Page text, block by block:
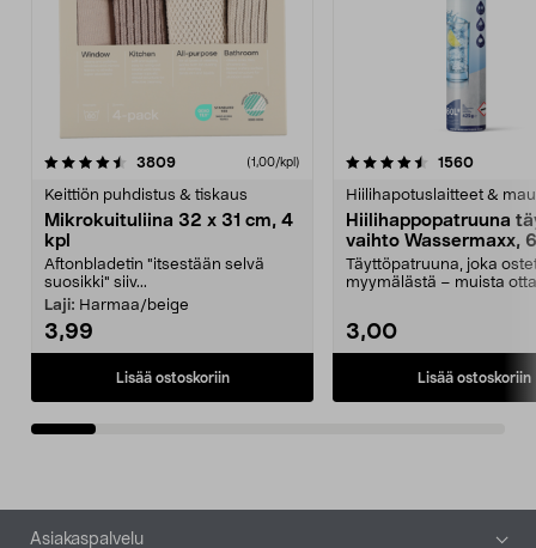
3809arvostelut (1,00/kpl)
Keittiön puhdistus & tiskaus
Mikrokuituliina 32 x 31 cm, 4
kpl
Aftonbladetin "itsestään selvä
suosikki" siiv...
Laji: Harmaa/beige
3,99
Lisää ostoskoriin
4.5viidestä
1560
Hiilihapotuslaitteet &
Hiilihappopatruuna
vaihto Wassermaxx,
Täyttöpatruuna, joka
myymälästä – muista
3,00
Lisää ostoskoriin
4.5viidestä
Alatunniste
Asiakaspalvelu